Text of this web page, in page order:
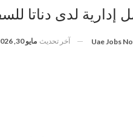
لدى دناتا
Uae Jobs آخر تحديث مايو 30, 2026